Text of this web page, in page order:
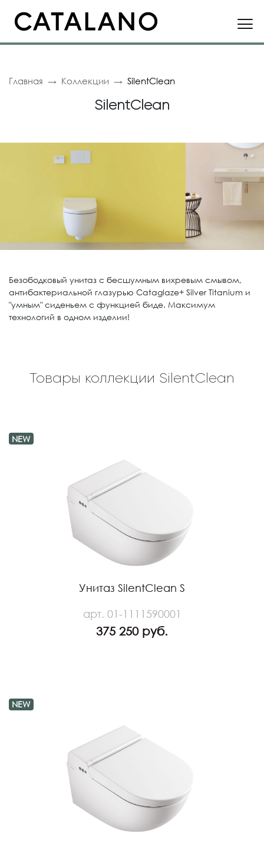
Главная Коллекции SilentClean
SilentClean
Безободковый унитаз с бесшумным вихревым смывом,
антибактериальной глазурью Cataglaze+ Silver Titanium и
"умным" сиденьем с функцией биде. Максимум
технологий в одном изделии!
Товары коллекции SilentClean
NEW
Унитаз SilentClean S
арт. 01-1111590001
375 250 руб.
NEW